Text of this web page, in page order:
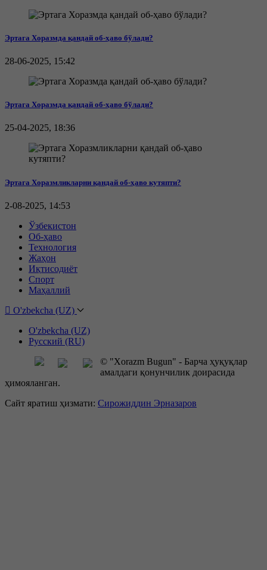
Эртага Хоразмда қандай об-ҳаво бўлади?
28-06-2025, 15:42
Эртага Хоразмда қандай об-ҳаво бўлади?
25-04-2025, 18:36
Эртага Хоразмликларни қандай об-ҳаво кутяпти?
2-08-2025, 14:53
Ўзбекистон
Об-ҳаво
Технология
Жаҳон
Иқтисодиёт
Спорт
Маҳаллий
O'zbekcha (UZ)
O'zbekcha (UZ)
Русский (RU)
© "Xorazm Bugun" - Барча ҳуқуқлар
амалдаги қонунчилик доирасида
ҳимояланган.
Сайт яратиш ҳизмати: Сирожиддин Эрназаров